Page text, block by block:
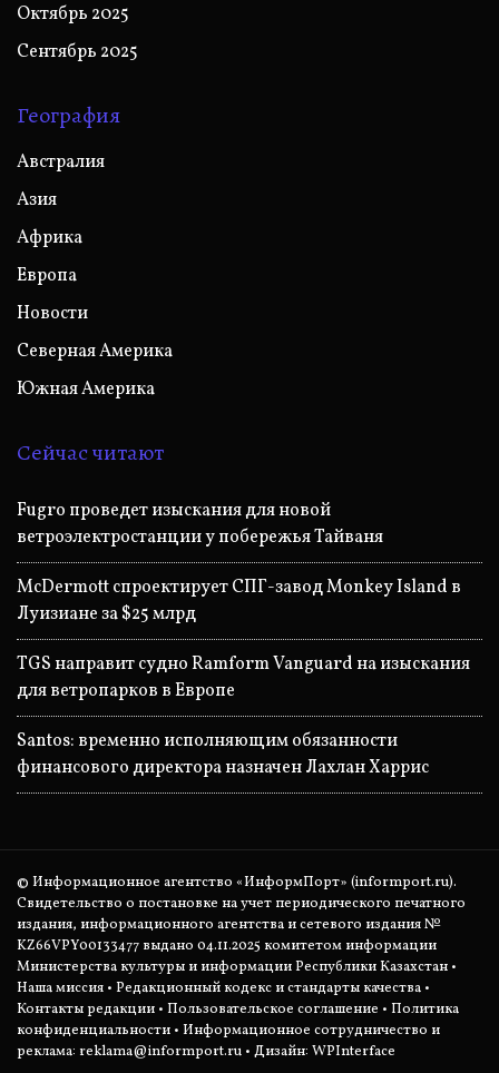
Октябрь 2025
Сентябрь 2025
География
Австралия
Азия
Африка
Европа
Новости
Северная Америка
Южная Америка
Сейчас читают
Fugro проведет изыскания для новой
ветроэлектростанции у побережья Тайваня
McDermott спроектирует СПГ-завод Monkey Island в
Луизиане за $25 млрд
TGS направит судно Ramform Vanguard на изыскания
для ветропарков в Европе
Santos: временно исполняющим обязанности
финансового директора назначен Лахлан Харрис
© Информационное агентство «ИнформПорт» (informport.ru).
Свидетельство о постановке на учет периодического печатного
издания, информационного агентства и сетевого издания №
KZ66VPY00133477 выдано 04.11.2025 комитетом информации
Министерства культуры и информации Республики Казахстан •
Наша миссия • Редакционный кодекс и стандарты качества •
Контакты редакции • Пользовательское соглашение • Политика
конфиденциальности • Информационное сотрудничество и
реклама: reklama@informport.ru • Дизайн: WPInterface